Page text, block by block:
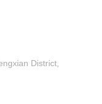
District,